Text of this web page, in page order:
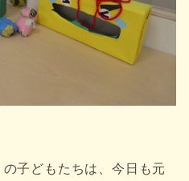
子どもたちは、今日も元